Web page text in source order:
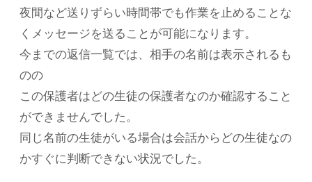
夜間など送りずらい時間帯でも作業を止めることな
くメッセージを送ることが可能になります。
今までの返信一覧では、相手の名前は表示されるも
のの
この保護者はどの生徒の保護者なのか確認すること
ができませんでした。
同じ名前の生徒がいる場合は会話からどの生徒なの
かすぐに判断できない状況でした。